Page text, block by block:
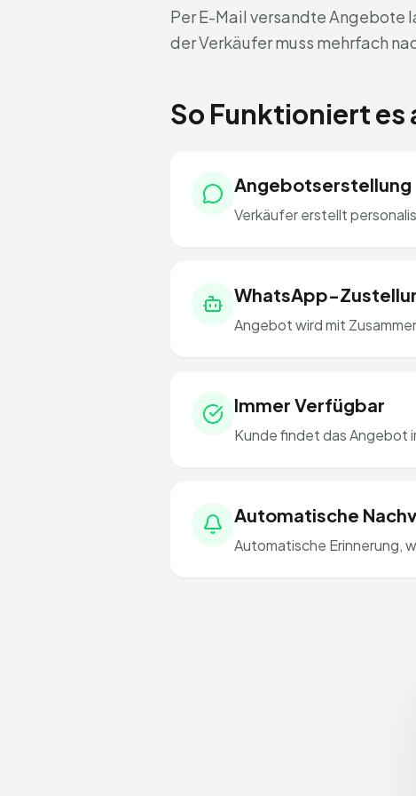
Per E-Mail versandte Angebote
der Verkäufer muss mehrfach
So Funktioniert es
Angebotserstellung
Verkäufer erstellt
WhatsApp-
Angebot wird mit
Immer Verfügbar
Kunde findet das Angebot
Automatische
Automatische Erinnerung,